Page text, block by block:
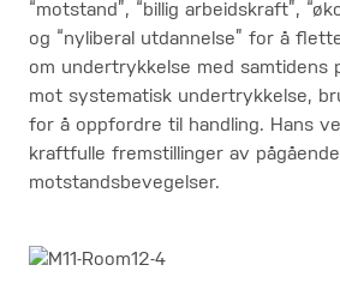
“motstand”, “billig arbeidskraft”,
og “nyliberal utdannelse” for å
om undertrykkelse med samtidens
mot systematisk undertrykkelse,
for å oppfordre til handling. Hans
kraftfulle fremstillinger av pågående
motstandsbevegelser.